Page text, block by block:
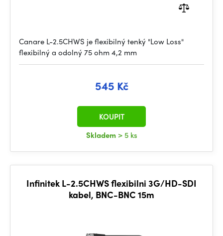
Canare L-2.5CHWS je flexibilný tenký "Low Loss"
flexibilný a odolný 75 ohm 4,2 mm
545 Kč
Skladem > 5 ks
KOUPIT
Infinitek L-2.5CHWS flexibilni 3G/HD-SDI
kabel, BNC-BNC 15m